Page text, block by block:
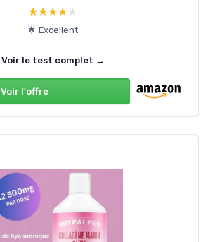
★★★★★
★★★★★
🌟 Excellent
Voir le test complet →
Voir l'offre